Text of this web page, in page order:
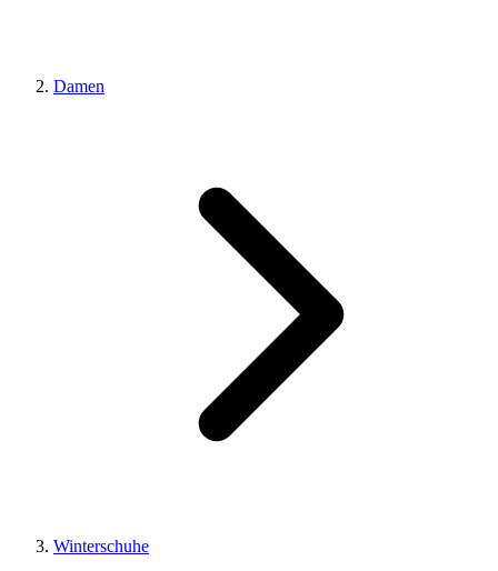
Damen
Winterschuhe